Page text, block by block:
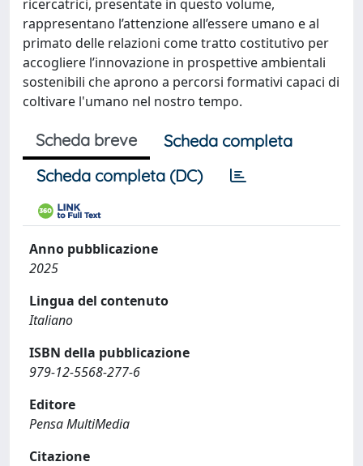
ricercatrici, presentate in questo volume,
rappresentano l’attenzione all’essere umano e al
primato delle relazioni come tratto costitutivo per
accogliere l’innovazione in prospettive ambientali
sostenibili che aprono a percorsi formativi capaci di
coltivare l'umano nel nostro tempo.
Scheda breve
Scheda completa
Scheda completa (DC)
Anno pubblicazione
2025
Lingua del contenuto
Italiano
ISBN della pubblicazione
979‐12‐5568‐277‐6
Editore
Pensa MultiMedia
Citazione